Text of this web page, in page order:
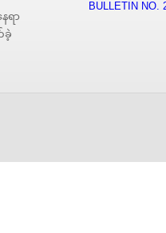
ရာ
ခဲ့
BULLETIN NO.